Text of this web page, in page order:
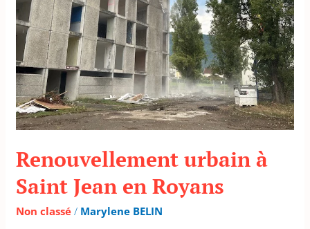
Renouvellement urbain à
Saint Jean en Royans
Non classé / Marylene BELIN
en
Royans